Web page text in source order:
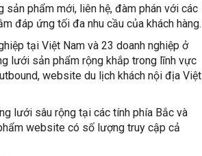
sản phẩm mới, liên hệ, đàm phán với các
đáp ứng tối đa nhu cầu của khách hàng.
tại Việt Nam và 23 doanh nghiệp ở
lưới sản phẩm rộng khắp trong lĩnh vực
website du lịch khách nội địa Việt
lưới sâu rộng tại các tính phía Bắc và
website có số lượng truy cập cả